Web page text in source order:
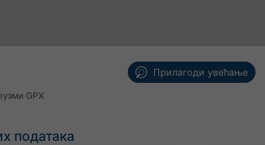
Прилагоди увећање
GPX
података